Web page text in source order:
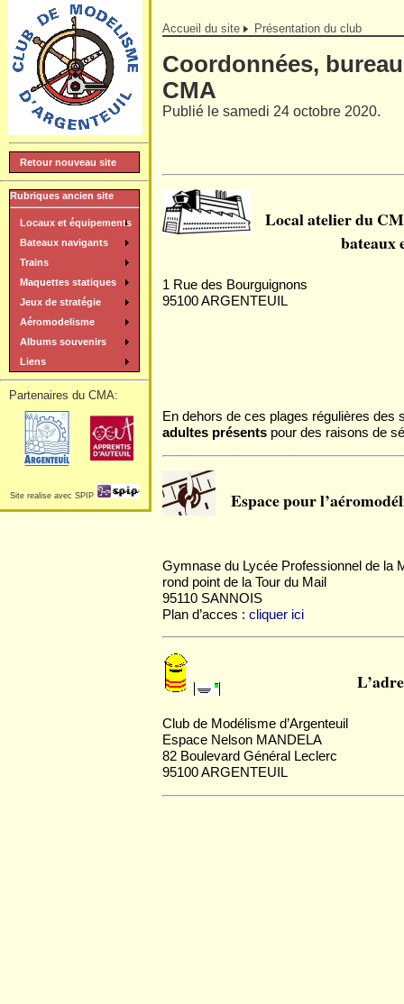
Accueil du site Présentation du club
Coordonnées,
CMA
Publié le samedi 24 octobre 2020.
Local atelier du
bateaux
1 Rue des Bourguignons
95100 ARGENTEUIL
En dehors de ces plages régulières des
adultes présents pour des raisons de
Espace pour
Gymnase du Lycée Professionnel de la
rond point de la Tour du Mail
95110 SANNOIS
Plan d’acces : cliquer ici
Club de Modélisme d’Argenteuil
Espace Nelson MANDELA
82 Boulevard Général Leclerc
95100 ARGENTEUIL
Retour nouveau site
Rubriques ancien site
Locaux et équipements
Bateaux navigants
Trains
Maquettes statiques
Jeux de stratégie
Aéromodelisme
Albums souvenirs
Liens
Partenaires du CMA:
Site realise avec SPIP